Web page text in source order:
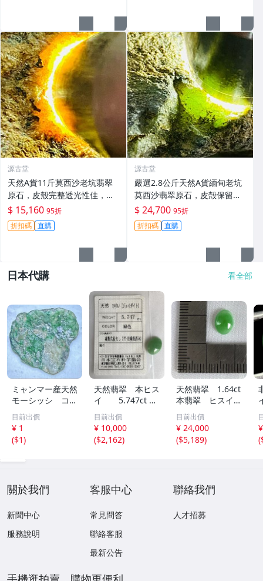
源古堂
天然A貨11斤莫西沙老坑翡翠
原石，皮殼完整透光性佳，黃
霧美如冰裂，適合製作手鐲或
牌子。嚴選原石未動，保存完
好。冰感強，種水優良。翡翠
$ 15,160 95折
折扣碼 直購
源古堂
嚴選2.8公斤天然A貨緬甸老坑
莫西沙翡翠原石，皮殻保留自
然熒光，適合雕刻手鐲或擺放
品鑑。支持檢測，全國保真。
莫西沙 翡翠 原石
$ 24,700 95折
折扣碼 直購
日本代購 看全部
ミャンマー産天然
モーシッシ コス
モクロア 翡翠輝
石 原石20.16g^
^激レア石^ ^
目前出價
¥ 1
($1)
天然翡翠 本ヒス
イ 5.747ct 日
宝協ソーティン
グ ルース
天然ひすい
目前出價
¥ 10,000
($2,162)
天然翡翠 1.64ct
本翡翠 ヒスイ
ジェイダイト ル
ース
目前出價
¥ 24,000
($5,189)
(
關於我們
新聞中心
服務說明
客服中心
常見問答
聯絡客服
最新公告
聯絡我們
人才招募